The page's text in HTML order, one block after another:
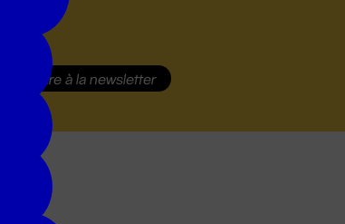
S'inscrire à la newsletter